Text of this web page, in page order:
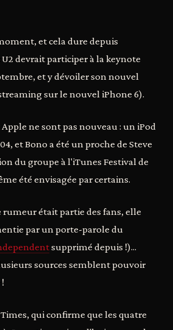
et cela dure depuis
devrait participer à la keynote
et y dévoiler son nouvel
sur le nouvel iPhone 6).
ne sont pas nouveau : un iPod
et Bono a été un proche de Steve
du groupe à l'iTunes Festival de
été envisagée par certains.
était partie des fans, elle
par un porte-parole du
supprimé depuis !)...
sources semblent pouvoir
qui confirme que les quatre